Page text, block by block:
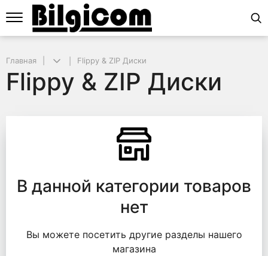
Главная Flippy & ZIP Диски
Flippy & ZIP Диски
Flippy & ZIP Диски
В данной категории товаров
нет
Вы можете посетить другие разделы нашего
магазина